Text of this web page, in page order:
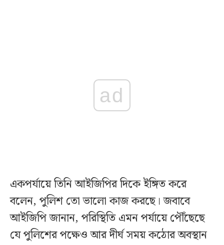
ad
একপর্যায়ে তিনি আইজিপির দিকে ইঙ্গিত করে
বলেন, পুলিশ তো ভালো কাজ করছে। জবাবে
আইজিপি জানান, পরিস্থিতি এমন পর্যায়ে পৌঁছেছে
যে পুলিশের পক্ষেও আর দীর্ঘ সময় কঠোর অবস্থান